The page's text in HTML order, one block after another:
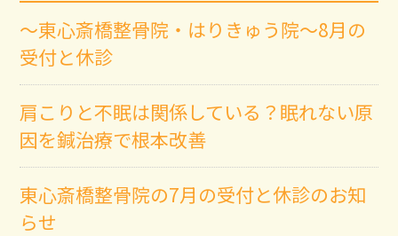
～東心斎橋整骨院・はりきゅう院～8月の
受付と休診
肩こりと不眠は関係している？眠れない原
因を鍼治療で根本改善
東心斎橋整骨院の7月の受付と休診のお知
らせ